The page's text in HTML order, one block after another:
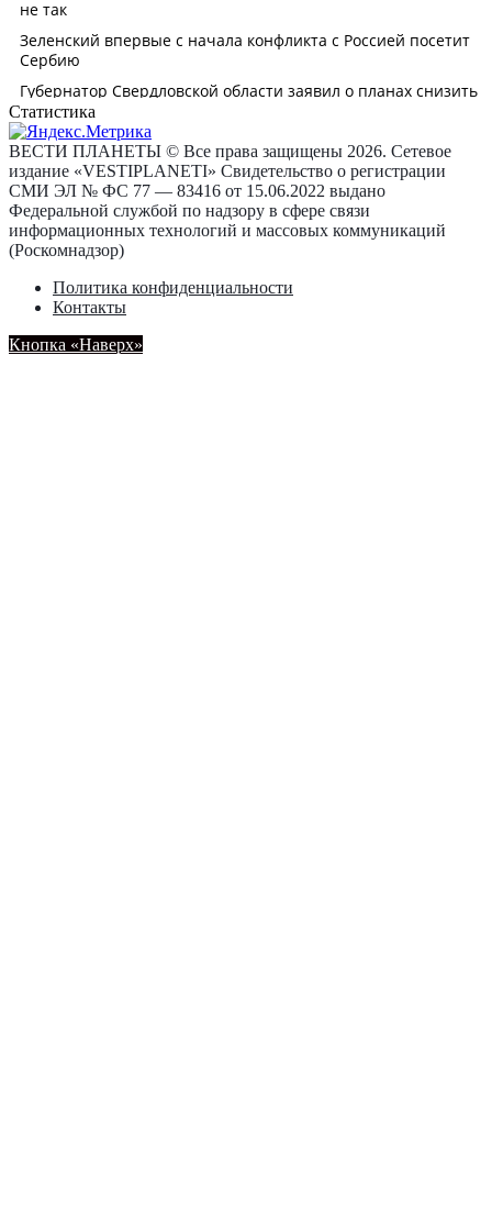
Статистика
ВЕСТИ ПЛАНЕТЫ © Все права защищены 2026. Сетевое
издание «VESTIPLANETI» Свидетельство о регистрации
СМИ ЭЛ № ФС 77 — 83416 от 15.06.2022 выдано
Федеральной службой по надзору в сфере связи
информационных технологий и массовых коммуникаций
(Роскомнадзор)
Политика конфиденциальности
Контакты
Кнопка «Наверх»